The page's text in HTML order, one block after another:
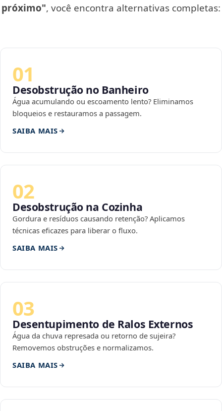
próximo", você encontra alternativas completas:
01
Desobstrução no Banheiro
Água acumulando ou escoamento lento? Eliminamos
bloqueios e restauramos a passagem.
SAIBA MAIS
02
Desobstrução na Cozinha
Gordura e resíduos causando retenção? Aplicamos
técnicas eficazes para liberar o fluxo.
SAIBA MAIS
03
Desentupimento de Ralos Externos
Água da chuva represada ou retorno de sujeira?
Removemos obstruções e normalizamos.
SAIBA MAIS